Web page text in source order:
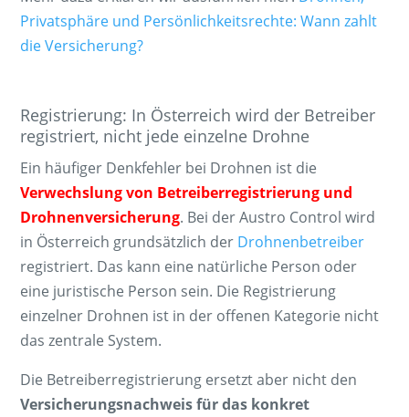
Privatsphäre und Persönlichkeitsrechte: Wann zahlt
die Versicherung?
Registrierung: In Österreich wird der Betreiber
registriert, nicht jede einzelne Drohne
Ein häufiger Denkfehler bei Drohnen ist die
Verwechslung von Betreiberregistrierung und
Drohnenversicherung. Bei der Austro Control wird
in Österreich grundsätzlich der Drohnenbetreiber
registriert. Das kann eine natürliche Person oder
eine juristische Person sein. Die Registrierung
einzelner Drohnen ist in der offenen Kategorie nicht
das zentrale System.
Die Betreiberregistrierung ersetzt aber nicht den
Versicherungsnachweis für das konkret